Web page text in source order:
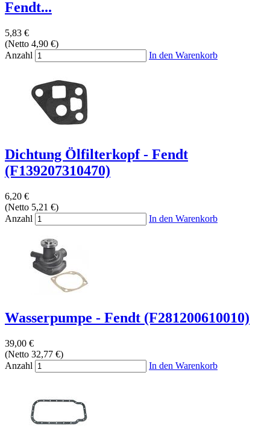
Fendt...
5,83 €
(Netto 4,90 €)
Anzahl
In den Warenkorb
Dichtung Ölfilterkopf - Fendt
(F139207310470)
6,20 €
(Netto 5,21 €)
Anzahl
In den Warenkorb
Wasserpumpe - Fendt (F281200610010)
39,00 €
(Netto 32,77 €)
Anzahl
In den Warenkorb